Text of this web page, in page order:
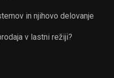
in njihovo delovanje
v lastni režiji?